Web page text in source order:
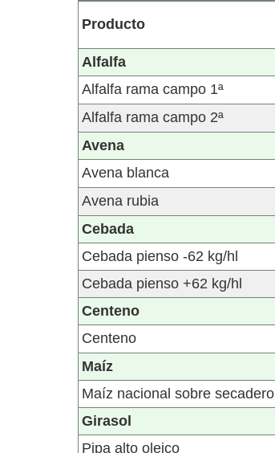
Producto
Alfalfa
Alfalfa rama campo 1ª
Alfalfa rama campo 2ª
Avena
Avena blanca
Avena rubia
Cebada
Cebada pienso -62 kg/hl
Cebada pienso +62 kg/hl
Centeno
Centeno
Maíz
Maíz nacional sobre secadero
Girasol
Pipa alto oleico